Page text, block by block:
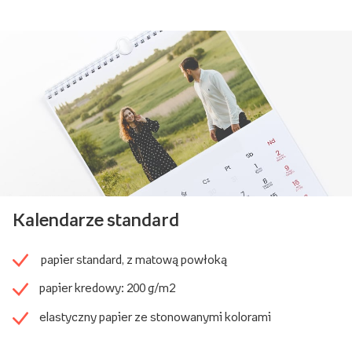
Kalendarze standard
papier standard, z matową powłoką
papier kredowy: 200 g/m2
elastyczny papier ze stonowanymi kolorami